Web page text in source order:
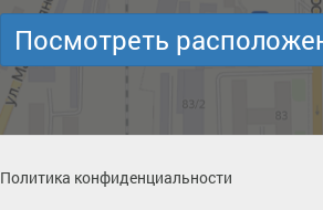
Посмотреть
Политика конфиденциальности